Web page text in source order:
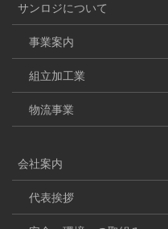
サンロジについて
事業案内
組立加工業
物流事業
会社案内
代表挨拶